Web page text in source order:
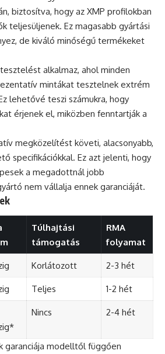
biztosítva, hogy az XMP profilokban
teljesüljenek. Ez magasabb gyártási
de kiváló minőségű termékeket
alkalmaz, ahol minden
mintákat tesztelnek extrém
lehetővé teszi számukra, hogy
érjenek el, miközben fenntartják a
megközelítést követi, alacsonyabb,
specifikációkkal. Ez azt jelenti, hogy
a megadottnál jobb
nem vállalja ennek garanciáját.
Túlhajtási
támogatás
RMA
folyamat
Korlátozott 2-3 hét
Teljes 1-2 hét
Nincs 2-4 hét
garanciája modelltől függően